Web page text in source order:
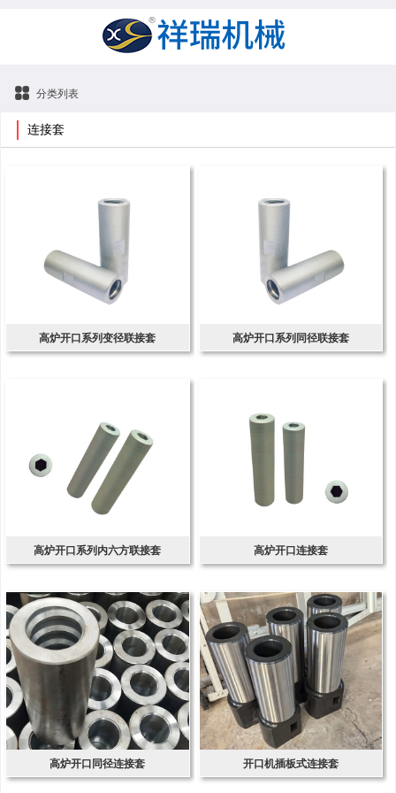
分类列表
连接套
高炉开口系列变径联接套 高炉开口系列同径联接套
高炉开口系列内六方联接套 高炉开口连接套
高炉开口同径连接套 开口机插板式连接套